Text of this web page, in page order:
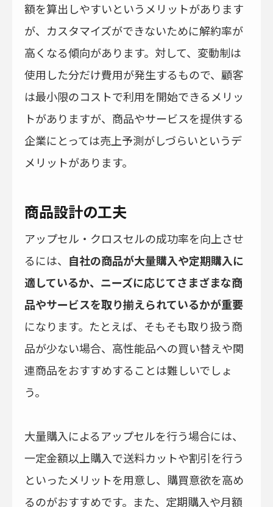
額を算出しやすいというメリットがあります
が、カスタマイズができないために解約率が
高くなる傾向があります。対して、変動制は
使用した分だけ費用が発生するもので、顧客
は最小限のコストで利用を開始できるメリッ
トがありますが、商品やサービスを提供する
企業にとっては売上予測がしづらいというデ
メリットがあります。
商品設計の工夫
アップセル・クロスセルの成功率を向上させ
るには、 自社の商品が大量購入や定期購入に
適しているか、ニーズに応じてさまざまな商
品やサービスを取り揃えられているかが重要
になります。たとえば、そもそも取り扱う商
品が少ない場合、高性能品への買い替えや関
連商品をおすすめすることは難しいでしょ
う。
大量購入によるアップセルを行う場合には、
一定金額以上購入で送料カットや割引を行う
といったメリットを用意し、購買意欲を高め
るのがおすすめです。また、定期購入や月額